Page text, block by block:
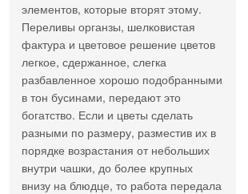
элементов, которые вторят этому.
Переливы органзы, шелковистая
фактура и цветовое решение цветов
легкое, сдержанное, слегка
разбавленное хорошо подобранными
в тон бусинами, передают это
богатство. Если и цветы сделать
разными по размеру, разместив их в
порядке возрастания от небольших
внутри чашки, до более крупных
внизу на блюдце, то работа передала